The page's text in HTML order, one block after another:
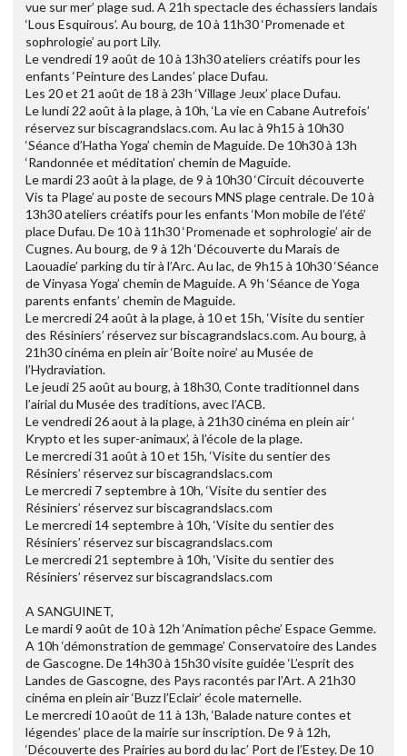
vue sur mer’ plage sud. A 21h spectacle des échassiers landais
‘Lous Esquirous’. Au bourg, de 10 à 11h30 ‘Promenade et
sophrologie’ au port Lily.
Le vendredi 19 août de 10 à 13h30 ateliers créatifs pour les
enfants ‘Peinture des Landes’ place Dufau.
Les 20 et 21 août de 18 à 23h ‘Village Jeux’ place Dufau.
Le lundi 22 août à la plage, à 10h, ‘La vie en Cabane Autrefois’
réservez sur biscagrandslacs.com. Au lac à 9h15 à 10h30
‘Séance d’Hatha Yoga’ chemin de Maguide. De 10h30 à 13h
‘Randonnée et méditation’ chemin de Maguide.
Le mardi 23 août à la plage, de 9 à 10h30 ‘Circuit découverte
Vis ta Plage’ au poste de secours MNS plage centrale. De 10 à
13h30 ateliers créatifs pour les enfants ‘Mon mobile de l’été’
place Dufau. De 10 à 11h30 ‘Promenade et sophrologie’ air de
Cugnes. Au bourg, de 9 à 12h ‘Découverte du Marais de
Laouadie’ parking du tir à l’Arc. Au lac, de 9h15 à 10h30 ‘Séance
de Vinyasa Yoga’ chemin de Maguide. A 9h ‘Séance de Yoga
parents enfants’ chemin de Maguide.
Le mercredi 24 août à la plage, à 10 et 15h, ‘Visite du sentier
des Résiniers’ réservez sur biscagrandslacs.com. Au bourg, à
21h30 cinéma en plein air ‘Boite noire’ au Musée de
l’Hydraviation.
Le jeudi 25 août au bourg, à 18h30, Conte traditionnel dans
l’airial du Musée des traditions, avec l’ACB.
Le vendredi 26 aout à la plage, à 21h30 cinéma en plein air ‘
Krypto et les super-animaux’, à l’école de la plage.
Le mercredi 31 août à 10 et 15h, ‘Visite du sentier des
Résiniers’ réservez sur biscagrandslacs.com
Le mercredi 7 septembre à 10h, ‘Visite du sentier des
Résiniers’ réservez sur biscagrandslacs.com
Le mercredi 14 septembre à 10h, ‘Visite du sentier des
Résiniers’ réservez sur biscagrandslacs.com
Le mercredi 21 septembre à 10h, ‘Visite du sentier des
Résiniers’ réservez sur biscagrandslacs.com
A SANGUINET,
Le mardi 9 août de 10 à 12h ‘Animation pêche’ Espace Gemme.
A 10h ‘démonstration de gemmage’ Conservatoire des Landes
de Gascogne. De 14h30 à 15h30 visite guidée ‘L’esprit des
Landes de Gascogne, des Pays racontés par l’Art. A 21h30
cinéma en plein air ‘Buzz l’Eclair’ école maternelle.
Le mercredi 10 août de 11 à 13h, ‘Balade nature contes et
légendes’ place de la mairie sur inscription. De 9 à 12h,
‘Découverte des Prairies au bord du lac’ Port de l’Estey. De 10